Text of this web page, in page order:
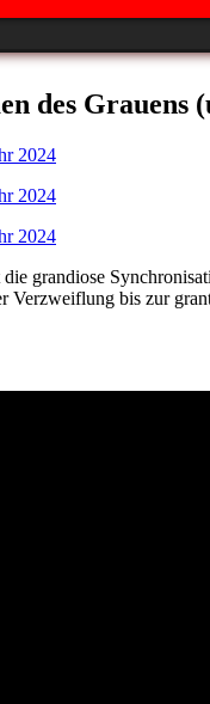
des Grauens
grandiose
bis zur